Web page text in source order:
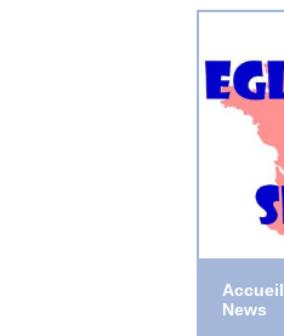
Accueil
News